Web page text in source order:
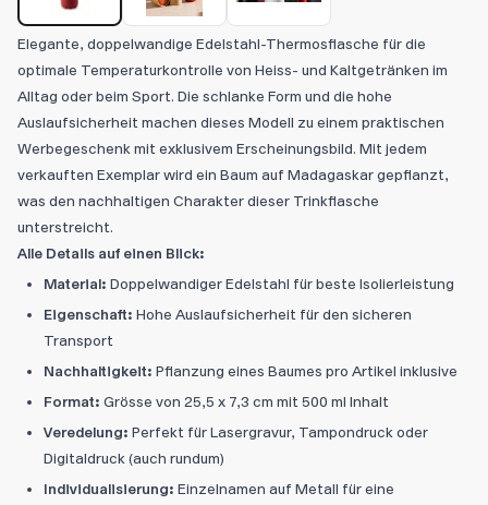
Elegante, doppelwandige Edelstahl-Thermosflasche für die
optimale Temperaturkontrolle von Heiss- und Kaltgetränken im
Alltag oder beim Sport. Die schlanke Form und die hohe
Auslaufsicherheit machen dieses Modell zu einem praktischen
Werbegeschenk mit exklusivem Erscheinungsbild. Mit jedem
verkauften Exemplar wird ein Baum auf Madagaskar gepflanzt,
was den nachhaltigen Charakter dieser Trinkflasche
unterstreicht.
Alle Details auf einen Blick:
Material: Doppelwandiger Edelstahl für beste Isolierleistung
Eigenschaft: Hohe Auslaufsicherheit für den sicheren
Transport
Nachhaltigkeit: Pflanzung eines Baumes pro Artikel inklusive
Format: Grösse von 25,5 x 7,3 cm mit 500 ml Inhalt
Veredelung: Perfekt für Lasergravur, Tampondruck oder
Digitaldruck (auch rundum)
Individualisierung: Einzelnamen auf Metall für eine